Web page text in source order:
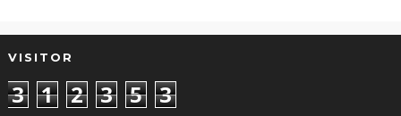
VISITOR
3 1 2 3 5 3